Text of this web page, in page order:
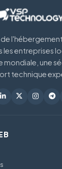
les entreprises
une
technique